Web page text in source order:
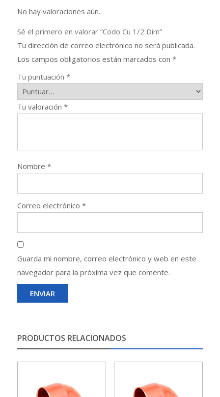
No hay valoraciones aún.
Sé el primero en valorar “Codo Cu 1/2 Dim”
Tu dirección de correo electrónico no será publicada.
Los campos obligatorios están marcados con *
Tu puntuación *
Tu valoración *
Nombre *
Correo electrónico *
Guarda mi nombre, correo electrónico y web en este
navegador para la próxima vez que comente.
PRODUCTOS RELACIONADOS